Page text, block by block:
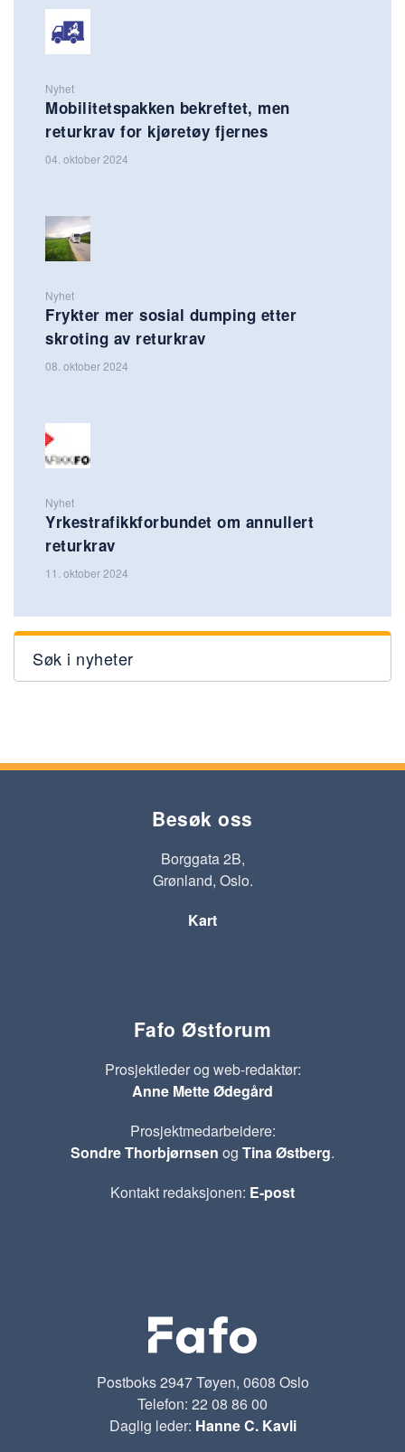
Nyhet
Mobilitetspakken bekreftet, men
returkrav for kjøretøy fjernes
04. oktober 2024
Nyhet
Frykter mer sosial dumping etter
skroting av returkrav
08. oktober 2024
Nyhet
Yrkestrafikkforbundet om annullert
returkrav
11. oktober 2024
Søk i nyheter
Besøk oss
Borggata 2B,
Grønland, Oslo.
Kart
Fafo Østforum
Prosjektleder og web-redaktør:
Anne Mette Ødegård
Prosjektmedarbeidere:
Sondre Thorbjørnsen og Tina Østberg.
Kontakt redaksjonen: E-post
Postboks 2947 Tøyen, 0608 Oslo
Telefon: 22 08 86 00
Daglig leder: Hanne C. Kavli